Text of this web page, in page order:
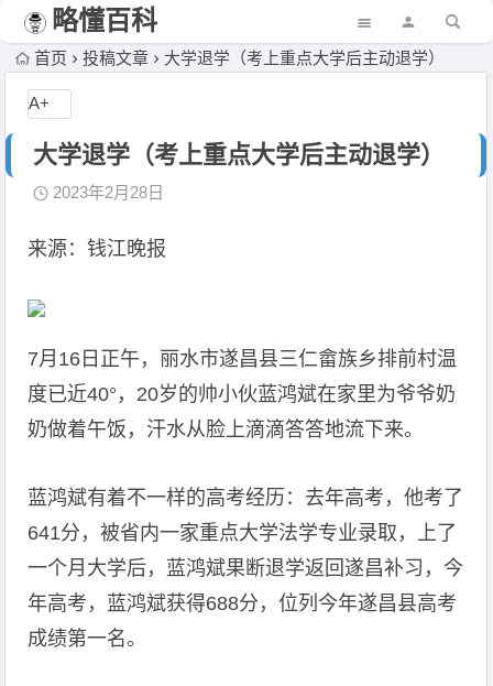
略懂百科
首页 投稿文章 大学退学（考上重点大学后主动退学）
大学退学（考上重点大学后主动退学）
2023年2月28日
来源：钱江晚报
7月16日正午，丽水市遂昌县三仁畲族乡排前村温
度已近40°，20岁的帅小伙蓝鸿斌在家里为爷爷奶
奶做着午饭，汗水从脸上滴滴答答地流下来。
蓝鸿斌有着不一样的高考经历：去年高考，他考了
641分，被省内一家重点大学法学专业录取，上了
一个月大学后，蓝鸿斌果断退学返回遂昌补习，今
年高考，蓝鸿斌获得688分，位列今年遂昌县高考
成绩第一名。
A+